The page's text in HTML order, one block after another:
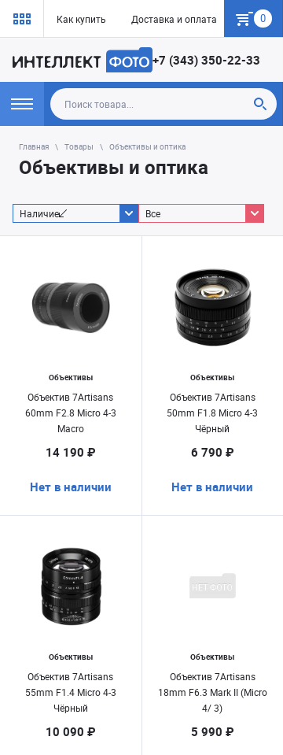
Как купить Доставка и оплата Гарантия
0
+7 (343) 350-22-33
Главная Товары Объективы и оптика
Объективы и оптика
Наличие Все
Объективы
Объектив 7Artisans
60mm F2.8 Micro 4-3
Macro
14 190 ₽
Нет в наличии
Объективы
Объектив 7Artisans
50mm F1.8 Micro 4-3
Чёрный
6 790 ₽
Нет в наличии
Объективы
Объектив 7Artisans
55mm F1.4 Micro 4-3
Чёрный
10 090 ₽
Объективы
Объектив 7Artisans
18mm F6.3 Mark II (Micro
4/ 3)
5 990 ₽